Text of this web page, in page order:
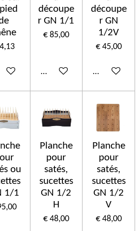
découpe
r GN 1/1
€ 85,00
In winkelwagen
découpe
r GN
1/2V
€ 45,00
In
ou
1/1
Planche
pour
satés,
sucettes
GN 1/2
H
€ 48,00
Planche
pour
satés,
sucettes
GN 1/2
V
€ 48,00